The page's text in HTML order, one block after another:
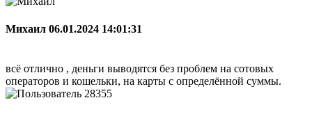
Михаил 06.01.2024 14:01:31
всё отлично , деньги выводятся без проблем на сотовых
операторов и кошельки, на карты с определённой суммы.